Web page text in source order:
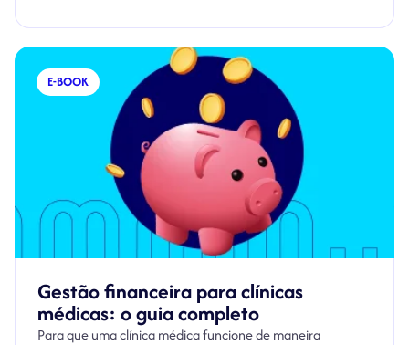
E-BOOK
Gestão financeira para clínicas
médicas: o guia completo
Para que uma clínica médica funcione de maneira